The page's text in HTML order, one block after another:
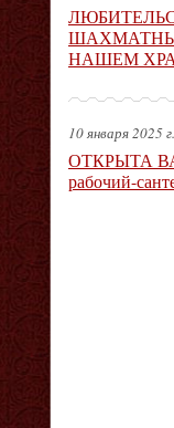
НАШЕМ
10 января 2025 г.
ОТКРЫТА
рабочий-